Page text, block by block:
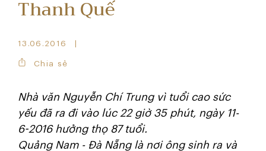
Thanh Quế
13.06.2016
Chia sẻ
Nhà văn Nguyễn Chí Trung vì tuổi cao sức
yếu đã ra đi vào lúc 22 giờ 35 phút, ngày 11-
6-2016 hưởng thọ 87 tuổi.
Quảng Nam - Đà Nẵng là nơi ông sinh ra và